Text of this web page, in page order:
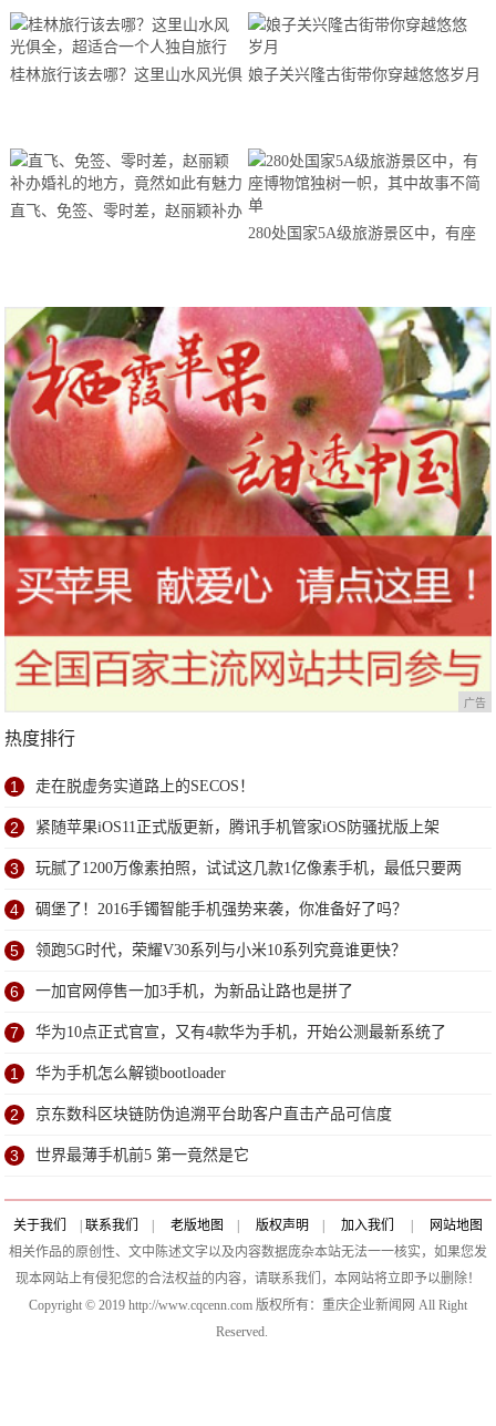
桂林旅行该去哪？这里山水风光俱 娘子关兴隆古街带你穿越悠悠岁月
直飞、免签、零时差，赵丽颖补办
280处国家5A级旅游景区中，有座
广告
热度排行
1 走在脱虚务实道路上的SECOS！
2 紧随苹果iOS11正式版更新，腾讯手机管家iOS防骚扰版上架
3 玩腻了1200万像素拍照，试试这几款1亿像素手机，最低只要两
千多
4 碉堡了！2016手镯智能手机强势来袭，你准备好了吗？
5 领跑5G时代，荣耀V30系列与小米10系列究竟谁更快？
6 一加官网停售一加3手机，为新品让路也是拼了
7 华为10点正式官宣，又有4款华为手机，开始公测最新系统了
1 华为手机怎么解锁bootloader
2 京东数科区块链防伪追溯平台助客户直击产品可信度
3 世界最薄手机前5 第一竟然是它
关于我们 联系我们 老版地图 版权声明 加入我们
网站地图
相关作品的原创性、文中陈述文字以及内容数据庞杂本站无法一一核实，如果您发
现本网站上有侵犯您的合法权益的内容，请联系我们，本网站将立即予以删除！
Copyright © 2019 http://www.cqcenn.com 版权所有：重庆企业新闻网 All Right
Reserved.